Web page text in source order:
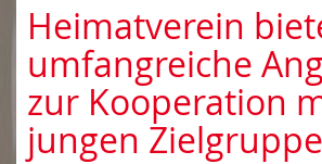
Heimatverein
umfangreiche
zur Kooperation
jungen